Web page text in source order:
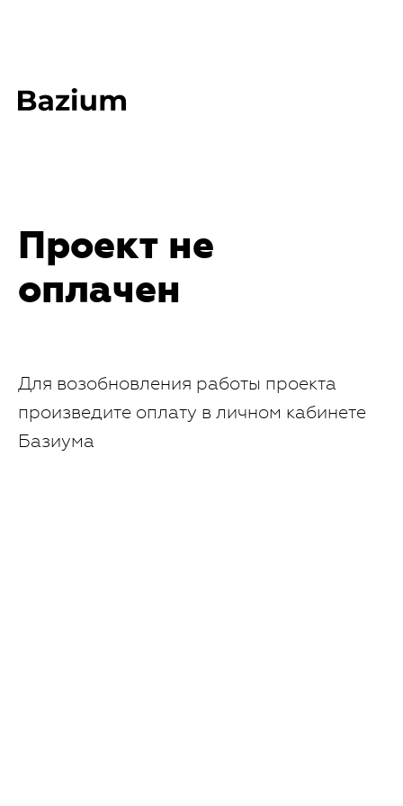
Проект не
оплачен
Для возобновления работы проекта
произведите оплату в личном кабинете
Базиума